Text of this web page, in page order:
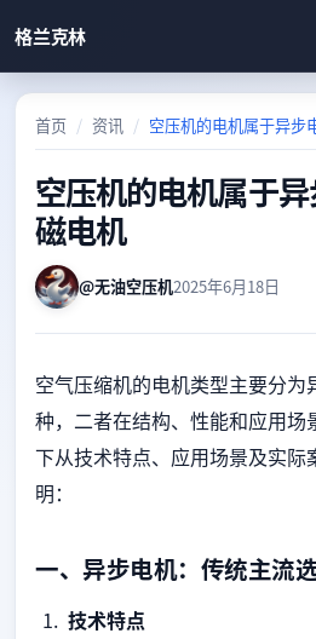
格兰克林
首页 资讯 空压机的电机属于异步
空压机的电机属于
磁电机
@无油空压机2025年6月18日
空气压缩机的电机类型主要分为
种，二者在结构、性能和应用场
下从技术特点、应用场景及实际
明：
一、异步电机：传统主流
技术特点